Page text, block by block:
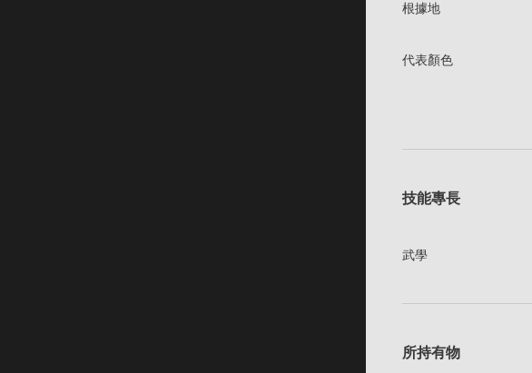
根據地
代表顏色
技能專長
武學
所持有物